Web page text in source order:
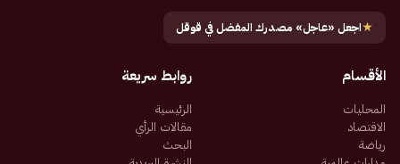
★اجعل «عاجل» مصدرك المفضل في قوقل
الأقسام
المحليات
الاقتصاد
رياضة
روابط سريعة
الرئيسية
مقالات الرأي
البحث